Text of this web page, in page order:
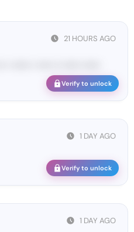
21 HOURS AGO
Verify to unlock
1 DAY AGO
Verify to unlock
1 DAY AGO